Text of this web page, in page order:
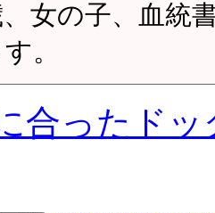
、女の子、血統
。
合ったド